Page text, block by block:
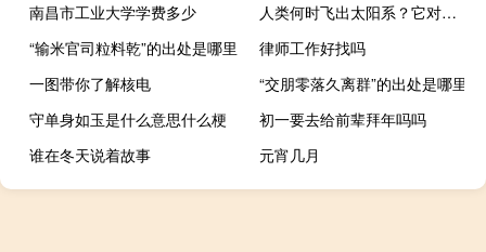
南昌市工业大学学费多少
人类何时飞出太阳系？它对科学技术发展的什么要求？对航天技术发展有什么要求？
“输米官司粒料乾”的出处是哪里
律师工作好找吗
一图带你了解核电
“交朋零落久离群”的出处是哪里
守单身如玉是什么意思什么梗
初一要去给前辈拜年吗吗
谁在冬天说着故事
元宵几月